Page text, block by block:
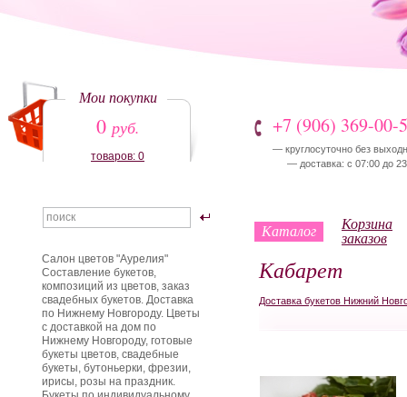
Мои покупки
0 руб.
товаров: 0
+7 (906) 369-00-
— круглосуточно без
— доставка: с 07:00 до
Каталог Корзина
заказов
Кабарет
Доставка букетов Нижний
Салон цветов "Аурелия"
Составление букетов,
композиций из цветов, заказ
свадебных букетов. Доставка
по Нижнему Новгороду. Цветы
с доставкой на дом по
Нижнему Новгороду, готовые
букеты цветов, свадебные
букеты, бутоньерки, фрезии,
ирисы, розы на праздник.